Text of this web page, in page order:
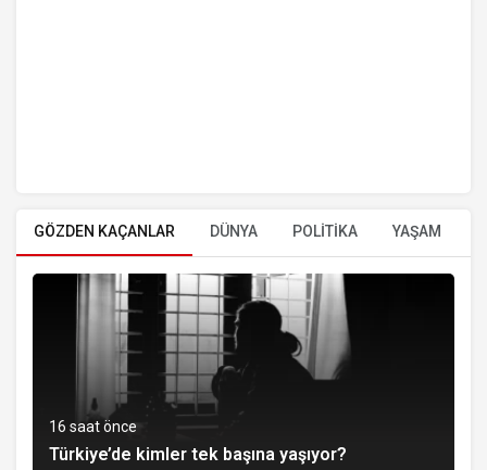
GÖZDEN KAÇANLAR DÜNYA POLİTİKA YAŞAM
16 saat önce
Türkiye’de kimler tek başına yaşıyor?